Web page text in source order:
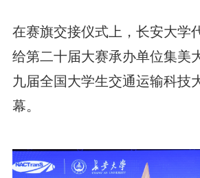
在赛旗交接仪式上，长安大学
给第二十届大赛承办单位集美
九届全国大学生交通运输科技
幕。